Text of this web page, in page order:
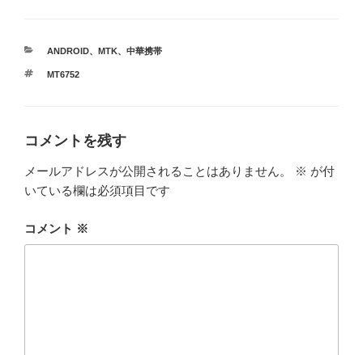
カ
ゴ
ANDROID、 MTK、 中華携帯
タ
MT6752
コメントを残す
メールアドレスが公開されることはありません。 ※ が付
いている欄は必須項目です
コメント ※